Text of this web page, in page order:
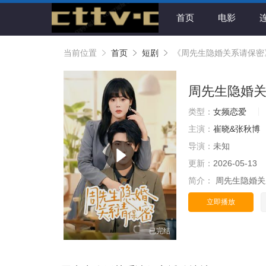
首页 电影
当前位置 首页 短剧 《周先生隐婚关系请保
已完结
周先生隐婚
类型： 女频恋爱
主演： 崔晓&张秋博
导演： 未知
更新： 2026-05-13
简介：
周先生隐婚
立即播放